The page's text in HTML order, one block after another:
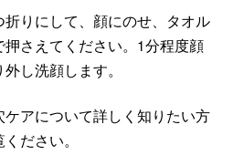
りにして、顔にのせ、タオル
さえてください。1分程度顔
し洗顔します。
アについて詳しく知りたい方
ださい。